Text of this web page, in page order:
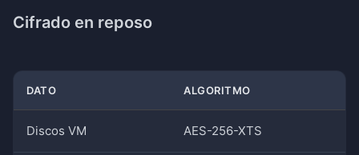
Cifrado en reposo
DATO ALGORITMO
Discos VM AES-256-XTS